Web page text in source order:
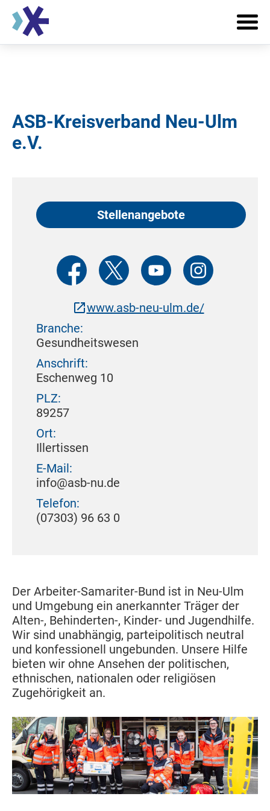
ASB-Kreisverband Neu-Ulm
e.V.
Der Arbeiter-Samariter-Bund ist in Neu-Ulm
und Umgebung ein anerkannter Träger der
Alten-, Behinderten-, Kinder- und Jugendhilfe.
Wir sind unabhängig, parteipolitisch neutral
und konfessionell ungebunden. Unsere Hilfe
bieten wir ohne Ansehen der politischen,
ethnischen, nationalen oder religiösen
Zugehörigkeit an.
Stellenangebote
www.asb-neu-ulm.de/
Branche:
Gesundheitswesen
Anschrift:
Eschenweg 10
PLZ:
89257
Ort:
Illertissen
E-Mail:
info@asb-nu.de
Telefon:
(07303) 96 63 0